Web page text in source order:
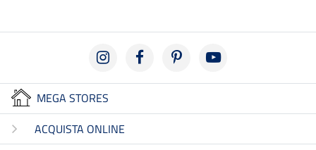
MEGA STORES
ACQUISTA ONLINE